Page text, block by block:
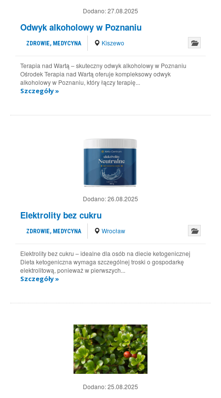
Dodano:27.08.2025
Odwyk alkoholowy w Poznaniu
ZDROWIE, MEDYCYNA Kiszewo
Terapia nad Wartą – skuteczny odwyk alkoholowy w Poznaniu
Ośrodek Terapia nad Wartą oferuje kompleksowy odwyk
alkoholowy w Poznaniu, który łączy terapię...
Szczegóły »
Dodano:26.08.2025
Elektrolity bez cukru
ZDROWIE, MEDYCYNA Wrocław
Elektrolity bez cukru – idealne dla osób na diecie ketogenicznej
Dieta ketogeniczna wymaga szczególnej troski o gospodarkę
elektrolitową, ponieważ w pierwszych...
Szczegóły »
Dodano:25.08.2025